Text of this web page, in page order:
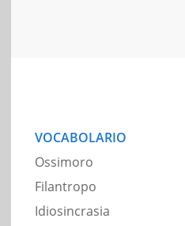
VOCABOLARIO
Ossimoro
Filantropo
Idiosincrasia